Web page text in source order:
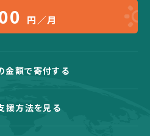
円／月
金額で寄付する
援方法を見る